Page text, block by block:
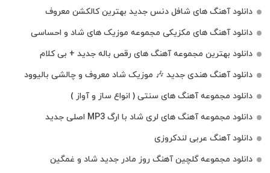
دانلود آهنگ های شافل دنس جدید بهترین کالکشن معروف
دانلود آهنگ‌ های مکزیکی مجموعه موزیک‌ های شاد و احساسی
دانلود بهترین مجموعه آهنگ های رقص باله جدید + بی کلام
دانلود آهنگ هندی جدید 🎶 موزیک شاد معروف و چالشی بالیوود
دانلود مجموعه آهنگ های سنتی ( انواع ساز و آواز )
دانلود مجموعه آهنگ های لری شاد با ارگ MP3 اصلی جدید
دانلود آهنگ عربی لندکروزی
دانلود مجموعه گلچین آهنگ روز مادر جدید شاد و غمگین